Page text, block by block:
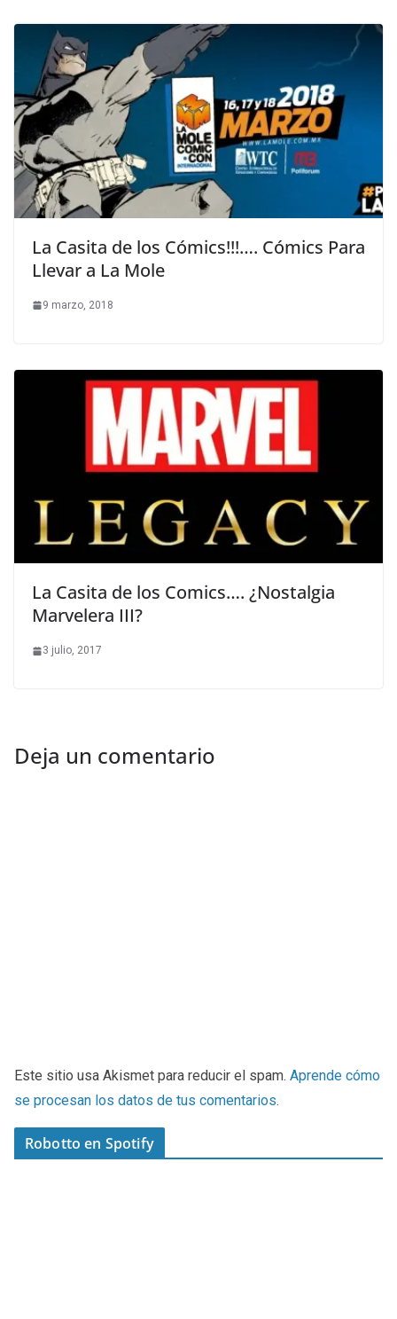
La Casita de los Cómics!!!…. Cómics Para
Llevar a La Mole
9 marzo, 2018
La Casita de los Comics…. ¿Nostalgia
Marvelera III?
3 julio, 2017
Deja un comentario
Este sitio usa Akismet para reducir el spam. Aprende cómo
se procesan los datos de tus comentarios.
Robotto en Spotify